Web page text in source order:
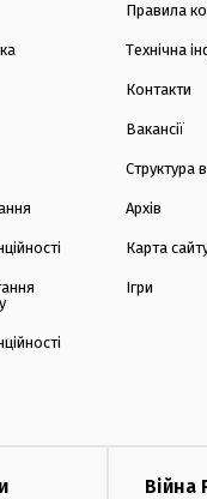
Правила
Технічна
Контакти
Вакансії
Структура
Архів
Карта
Ігри
Війна